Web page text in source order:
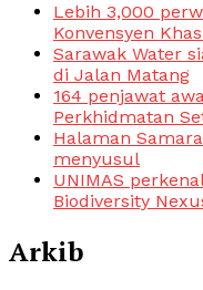
Lebih 3,000
Konvensyen
Sarawak Water
di Jalan Matang
164 penjawat
Perkhidmatan
Halaman
menyusul
UNIMAS
Biodiversity
Arkib